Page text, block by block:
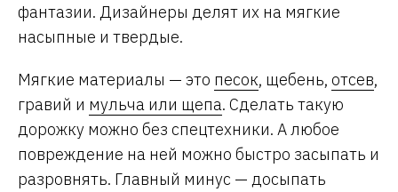
фантазии. Дизайнеры делят их на мягкие
насыпные и твердые.
Мягкие материалы — это песок, щебень, отсев,
гравий и мульча или щепа. Сделать такую
дорожку можно без спецтехники. А любое
повреждение на ней можно быстро засыпать и
разровнять. Главный минус — досыпать